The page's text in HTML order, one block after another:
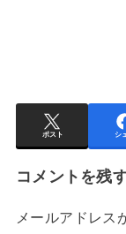
ポスト シ
コメントを残
メールアドレス